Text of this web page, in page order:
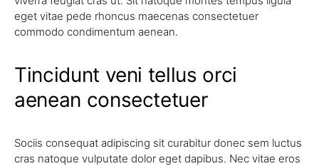
eget vitae pede rhoncus maecenas consectetuer
commodo condimentum aenean.
Tincidunt veni tellus orci
aenean consectetuer
Sociis consequat adipiscing sit curabitur donec sem luctus
cras natoque vulputate dolor eget dapibus. Nec vitae eros